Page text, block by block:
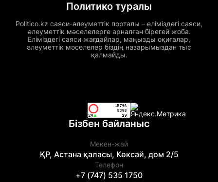
Политико туралы
Politico.kz саяси-әлеуметтік порталы – еліміздегі саяси,
әлеуметтік мәселелерге арналған бірегей жоба.
Еліміздегі саяси жағдайлар, маңызды оқиғалар,
әлеуметтік мәселелер біздің назарымыздан тыс
қалмайды.
Бізбен байланыс
Мекен-жай
ҚР, Астана қаласы, Көксай, дом 2/5
Телефон
+7 (747) 535 1750